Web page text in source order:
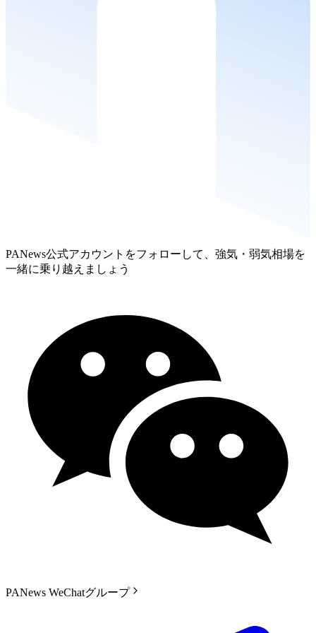
PANews公式アカウントをフォローして、強気・弱気相場を
一緒に乗り越えましょう
PANews WeChatグループ